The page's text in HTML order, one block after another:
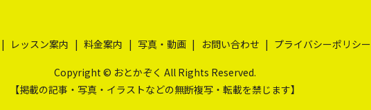
レッスン案内 料金案内 写真・動画 お問い合わせ プライバシーポリシー
Copyright © おとかぞく All Rights Reserved.
【掲載の記事・写真・イラストなどの無断複写・転載を禁じます】